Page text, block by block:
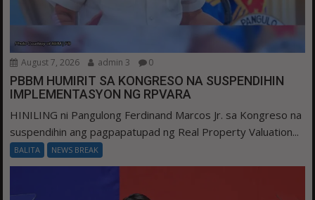
August 7, 2026 admin 3 0
PBBM HUMIRIT SA KONGRESO NA SUSPENDIHIN
IMPLEMENTASYON NG RPVARA
HINILING ni Pangulong Ferdinand Marcos Jr. sa Kongreso na
suspendihin ang pagpapatupad ng Real Property Valuation...
BALITA NEWS BREAK